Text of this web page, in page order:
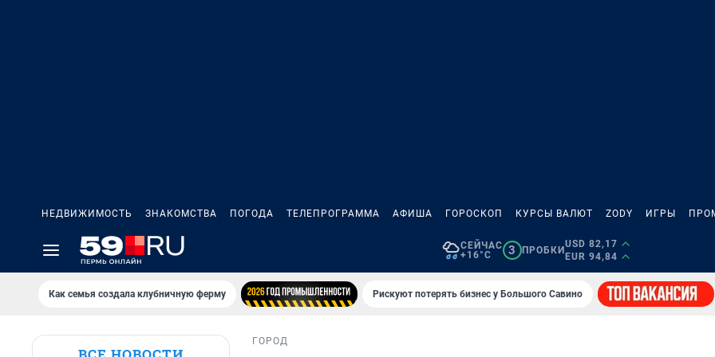
НЕДВИЖИМОСТЬ ЗНАКОМСТВА ПОГОДА ТЕЛЕПРОГРАММА АФИША ГОРОСКОП КУРСЫ ВАЛЮТ ZODY ИГРЫ
СЕЙЧАС
+16°C
3 ПРОБКИ
USD 82,17
EUR 94,84
Как семья создала клубничную ферму Рискуют потерять бизнес у Большого Савино
ГОРОД